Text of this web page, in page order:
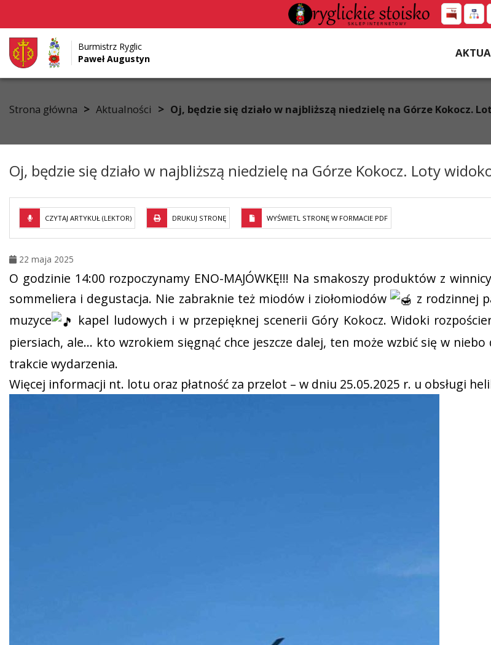
Przejdź do menu
Przejdź do głównej treści strony
Przejdź do stopki strony
Burmistrz Ryglic
Paweł Augustyn
Strona główna > Aktualności > Oj, będzie się działo w najbliższą niedzielę na Górze Kokocz.
Oj, będzie się działo w najbliższą niedzielę na Górze Kokocz. Loty
CZYTAJ ARTYKUŁ (LEKTOR) DRUKUJ STRONĘ WYŚWIETL STRONĘ W FORMACIE PDF
22 maja 2025
O godzinie 14:00 rozpoczynamy ENO-MAJÓWKĘ!!! Na smakoszy produktów z
sommeliera i degustacja. Nie zabraknie też miodów i ziołomiodów
z rodzinnej
muzyce
kapel ludowych i w przepięknej scenerii Góry Kokocz. Widoki
piersiach, ale… kto wzrokiem sięgnąć chce jeszcze dalej, ten może wzbić się w
trakcie wydarzenia.
Więcej informacji nt. lotu oraz płatność za przelot – w dniu 25.05.2025 r. u obsługi